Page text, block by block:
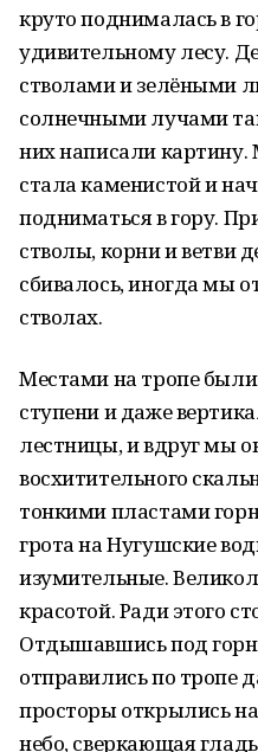
круто поднималась в
удивительному лесу.
стволами и зелёными
солнечными лучами
них написали картину.
стала каменистой и
подниматься в гору.
стволы, корни и ветви
сбивалось, иногда мы
стволах.
Местами на тропе
ступени и даже
лестницы, и вдруг мы
восхитительного
тонкими пластами
грота на Нугушские
изумительные.
красотой. Ради этого
Отдышавшись под
отправились по тропе
просторы открылись
небо, сверкающая